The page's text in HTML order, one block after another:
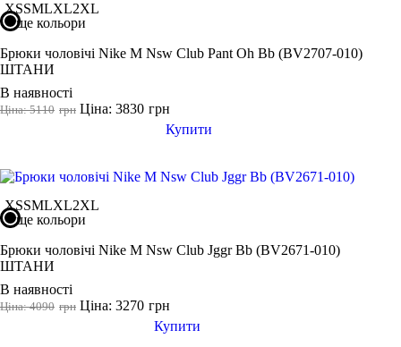
XSSMLXL2XL
ще кольори
Брюки чоловічі Nike M Nsw Club Pant Oh Bb (BV2707-010)
ШТАНИ
В наявності
грн
Ціна: 5110 грн
Ціна: 3830
Купити
XSSMLXL2XL
ще кольори
Брюки чоловічі Nike M Nsw Club Jggr Bb (BV2671-010)
ШТАНИ
В наявності
грн
Ціна: 4090 грн
Ціна: 3270
Купити